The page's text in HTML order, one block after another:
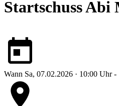
Startschuss Abi
Wann Sa, 07.02.2026 · 10:00 Uhr